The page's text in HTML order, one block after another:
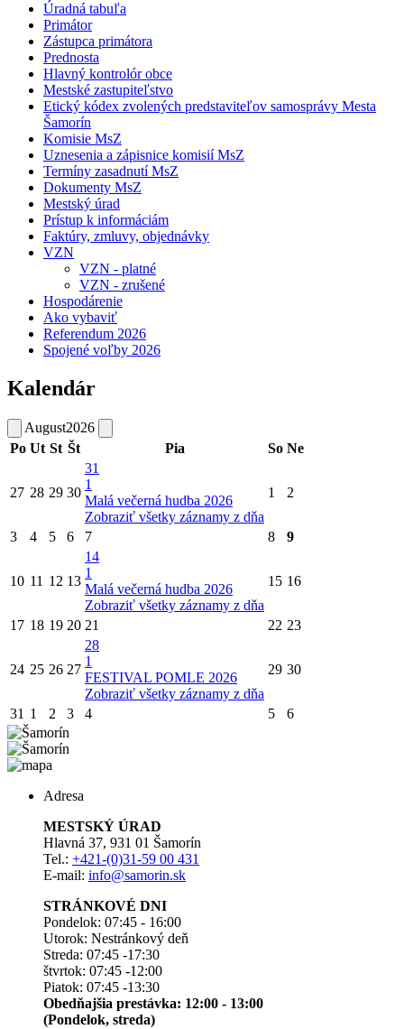
Úradná tabuľa
Primátor
Zástupca primátora
Prednosta
Hlavný kontrolór obce
Mestské zastupiteľstvo
Etický kódex zvolených predstaviteľov samosprávy Mesta
Šamorín
Komisie MsZ
Uznesenia a zápisnice komisií MsZ
Termíny zasadnutí MsZ
Dokumenty MsZ
Mestský úrad
Prístup k informáciám
Faktúry, zmluvy, objednávky
VZN
VZN - platné
VZN - zrušené
Hospodárenie
Ako vybaviť
Referendum 2026
Spojené voľby 2026
Kalendár
August2026
Po Ut St Št Pia So Ne
27 28 29 30
31
1
Malá večerná hudba 2026
Zobraziť všetky záznamy z dňa
1 2
3 4 5 6 7 8 9
10 11 12 13
14
1
Malá večerná hudba 2026
Zobraziť všetky záznamy z dňa
15 16
17 18 19 20 21 22 23
24 25 26 27
28
1
FESTIVAL POMLE 2026
Zobraziť všetky záznamy z dňa
29 30
31 1 2 3 4 5 6
Adresa
MESTSKÝ ÚRAD
Hlavná 37, 931 01 Šamorín
Tel.: +421-(0)31-59 00 431
E-mail: info@samorin.sk
STRÁNKOVÉ DNI
Pondelok: 07:45 - 16:00
Utorok: Nestránkový deň
Streda: 07:45 -17:30
štvrtok: 07:45 -12:00
Piatok: 07:45 -13:30
Obedňajšia prestávka: 12:00 - 13:00
(Pondelok, streda)